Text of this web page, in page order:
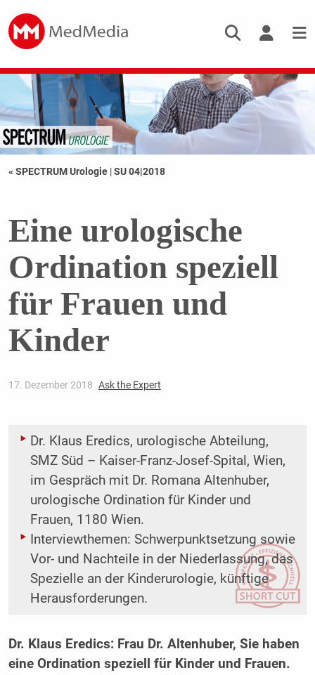
« SPECTRUM Urologie |SU 04|2018
Eine urologische
Ordination speziell
für Frauen und
Kinder
17. Dezember 2018 Ask the Expert
Dr. Klaus Eredics, urologische Abteilung,
SMZ Süd – Kaiser-Franz-Josef-Spital, Wien,
im Gespräch mit Dr. Romana Altenhuber,
urologische Ordination für Kinder und
Frauen, 1180 Wien.
Interviewthemen: Schwerpunktsetzung sowie
Vor- und Nachteile in der Niederlassung, das
Spezielle an der Kinderurologie, künftige
Herausforderungen.
Dr. Klaus Eredics: Frau Dr. Altenhuber, Sie haben
eine Ordination speziell für Kinder und Frauen.